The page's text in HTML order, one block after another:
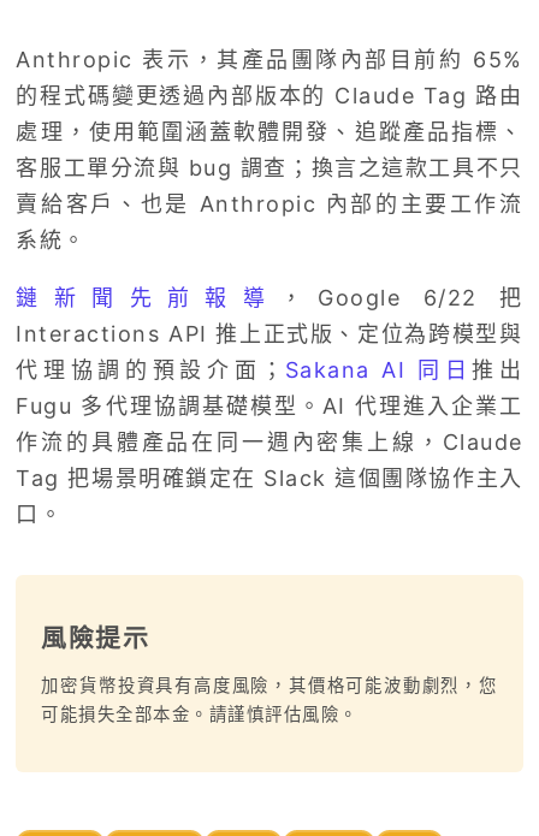
Anthropic 表示，其產品團隊內部目前約 65%
的程式碼變更透過內部版本的 Claude Tag 路由
處理，使用範圍涵蓋軟體開發、追蹤產品指標、
客服工單分流與 bug 調查；換言之這款工具不只
賣給客戶、也是 Anthropic 內部的主要工作流
系統。
鏈新聞先前報導
，Google 6/22 把
Interactions API 推上正式版、定位為跨模型與
代理協調的預設介面； Sakana AI 同日推出
Fugu 多代理協調基礎模型。AI 代理進入企業工
作流的具體產品在同一週內密集上線，Claude
Tag 把場景明確鎖定在 Slack 這個團隊協作主入
口。
風險提示
加密貨幣投資具有高度風險，其價格可能波動劇烈，您
可能損失全部本金。請謹慎評估風險。